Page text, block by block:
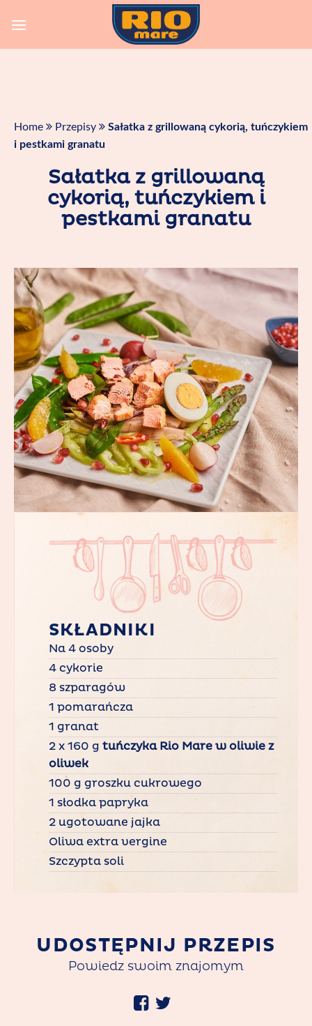
Home Przepisy
Sałatka z grillowaną cykorią, tuńczykiem
i pestkami granatu
Sałatka z grillowaną
cykorią, tuńczykiem i
pestkami granatu
SKŁADNIKI
Na 4 osoby
4 cykorie
8 szparagów
1 pomarańcza
1 granat
2 x 160 g tuńczyka Rio Mare w oliwie z
oliwek
100 g groszku cukrowego
1 słodka papryka
2 ugotowane jajka
Oliwa extra vergine
Szczypta soli
UDOSTĘPNIJ PRZEPIS
Powiedz swoim znajomym